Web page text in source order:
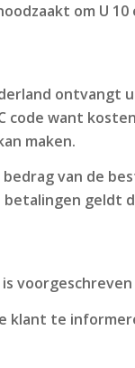
om U
ontvangt u
code want
maken.
van de
geldt
te